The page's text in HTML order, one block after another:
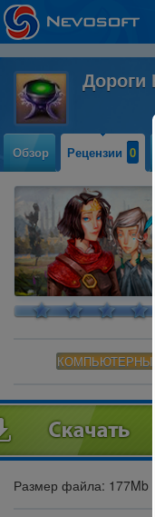
Дороги
Обзор Рецензии 0
Размер файла: 177Mb